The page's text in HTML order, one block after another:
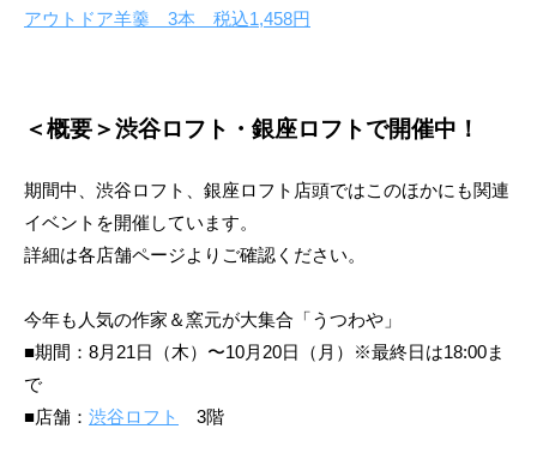
アウトドア羊羹 3本 税込1,458円
＜概要＞渋谷ロフト・銀座ロフトで開催中！
期間中、渋谷ロフト、銀座ロフト店頭ではこのほかにも関連
イベントを開催しています。
詳細は各店舗ページよりご確認ください。
今年も人気の作家＆窯元が大集合「うつわや」
■期間：8月21日（木）〜10月20日（月）※最終日は18:00ま
で
■店舗： 渋谷ロフト 3階